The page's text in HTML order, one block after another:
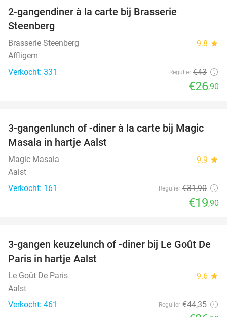
2-gangendiner à la carte bij Brasserie
Steenberg
Brasserie Steenberg 9.8 star
Affligem
Verkocht: 331
Regulier €43
€26,90
38%
3-gangenlunch of -diner à la carte bij Magic
Masala in hartje Aalst
Magic Masala 9.9 star
Aalst
Verkocht: 161
Regulier €31,90
€19,90
39%
3-gangen keuzelunch of -diner bij Le Goût De
Paris in hartje Aalst
Le Goût De Paris 9.6 star
Aalst
Verkocht: 461
Regulier €44,35